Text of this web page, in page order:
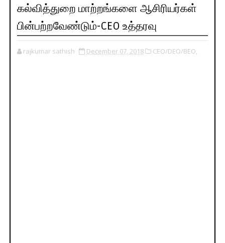
கல்வித்துறை மாற்றங்களை ஆசிரியர்கள்
பின்பற்றவேண்டும்-CEO உத்தரவு
rajkumar sathish December 07, 2018 CEO/DEO/BEO,